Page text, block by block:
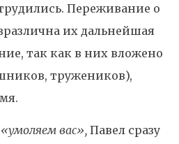
Переживание о
их дальнейшая
так как в них вложено
тружеников),
«умоляем вас», Павел сразу